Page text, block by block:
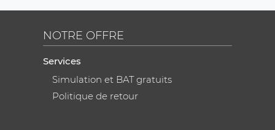
NOTRE OFFRE
Services
Simulation et BAT gratuits
Politique de retour